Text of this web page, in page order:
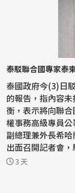
泰駁聯合國專家泰
泰國政府今(3)日
的報告，指內容
衡，表示將向聯
權事務高級專員公
副總理兼外長希
出面召開記者會
員安德魯斯（...
3 天